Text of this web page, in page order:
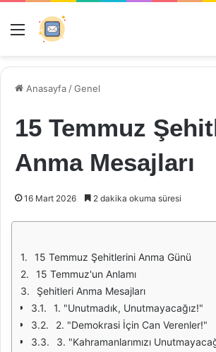
Menü
Anasayfa /Genel
15 Temmuz
Anma Mesajları
16 Mart 2026 2 dakika okuma süresi
15 Temmuz Şehitlerini Anma Günü
15 Temmuz'un Anlamı
Şehitleri Anma Mesajları
1. "Unutmadık, Unutmayacağız!"
2. "Demokrasi İçin Can Verenler!"
3. "Kahramanlarımızı